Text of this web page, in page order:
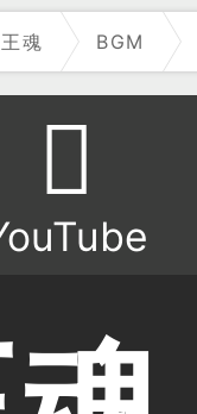
魂 BGM